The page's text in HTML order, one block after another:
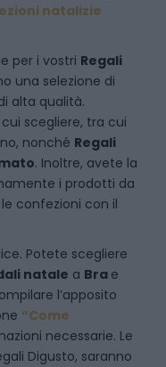
natalizie
per i vostri Regali
una selezione di
alta qualità.
scegliere, tra cui
nonché Regali
. Inoltre, avete la
i prodotti da
confezioni con il
Potete scegliere
natale a Bra e
ompilare l’apposito
“Come
necessarie. Le
Digusto, saranno